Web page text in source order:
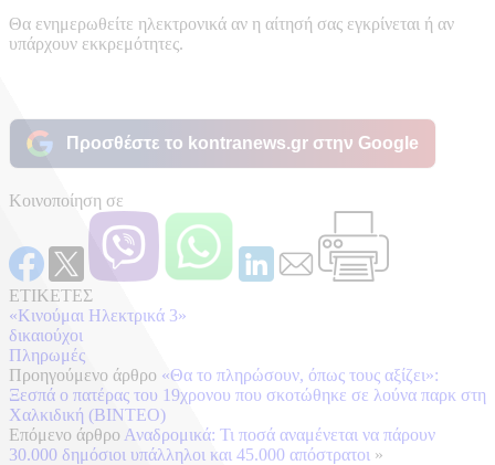
Θα ενημερωθείτε ηλεκτρονικά αν η αίτησή σας εγκρίνεται ή αν
υπάρχουν εκκρεμότητες.
Προσθέστε το kontranews.gr στην Google
Κοινοποίηση σε
ΕΤΙΚΕΤΕΣ
«Κινούμαι Ηλεκτρικά 3»
δικαιούχοι
Πληρωμές
Προηγούμενο άρθρο «Θα το πληρώσουν, όπως τους αξίζει»:
Ξεσπά ο πατέρας του 19χρονου που σκοτώθηκε σε λούνα παρκ στη
Χαλκιδική (ΒΙΝΤΕΟ)
Επόμενο άρθρο Αναδρομικά: Τι ποσά αναμένεται να πάρουν
30.000 δημόσιοι υπάλληλοι και 45.000 απόστρατοι »